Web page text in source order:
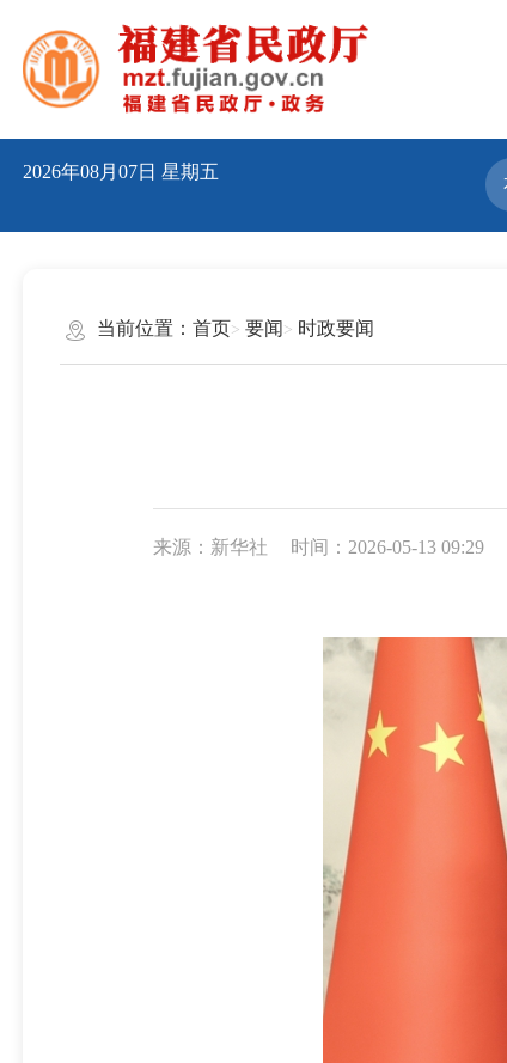
2026年08月07日 星期五
当前位置： 首页 要闻 时政要闻
来源：新华社 时间：2026-05-13 09:29